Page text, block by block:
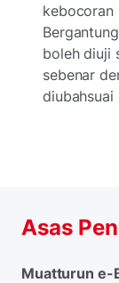
kebocoran
boleh diuji
sebenar
diubahsuai
Asas
Muatturun e-